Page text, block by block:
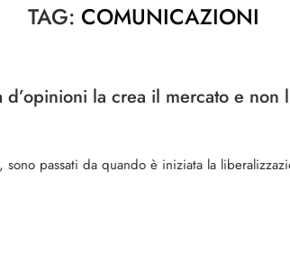
TAG: COMUNICAZIONI
la crea il mercato e non
sono passati da quando è iniziata la